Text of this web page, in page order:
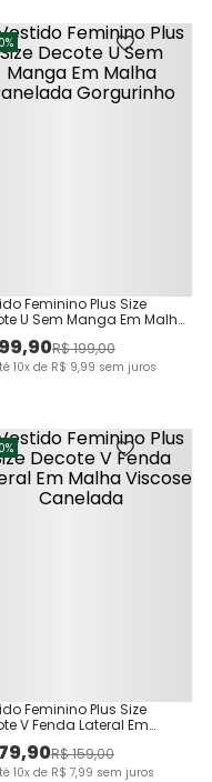
Feminino Plus Size
U Sem Manga Em Malha
Gorgurinho
99,90R$199,00
10x de R$ 9,99 sem juros
Feminino Plus Size
V Fenda Lateral Em
Viscose Canelada
79,90R$159,00
10x de R$ 7,99 sem juros